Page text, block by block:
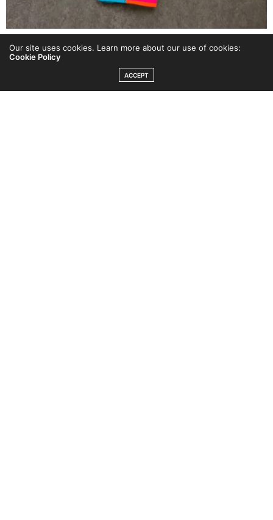
Jag har storlek 37 på fötter, men då jag vill ha med M
kompression (röd rand i), så blir det storlek 38-43. De
Our site uses cookies. Learn more about our use of cookies:
Cookie Policy
ACCEPT